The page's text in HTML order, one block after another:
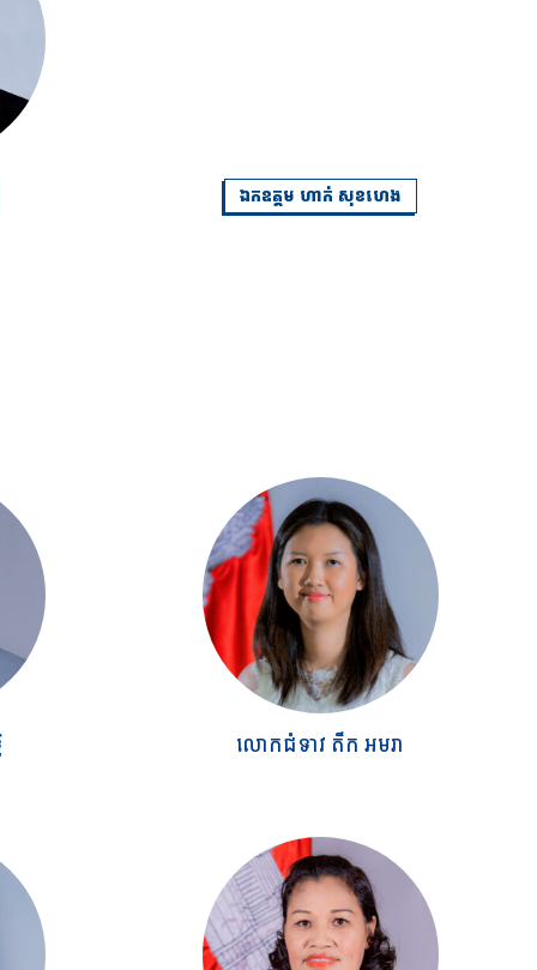
ឯកឧត្តម ហាក់ សុខហេង
លោកជំទាវ តឹក អមរា